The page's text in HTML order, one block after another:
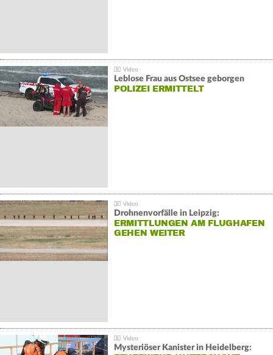
Leblose Frau aus Ostsee geborgen
POLIZEI ERMITTELT
Drohnenvorfälle in Leipzig:
ERMITTLUNGEN AM FLUGHAFEN
GEHEN WEITER
Mysteriöser Kanister in Heidelberg: